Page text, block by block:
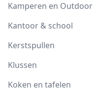
Kamperen en Outdoor
Kantoor & school
Kerstspullen
Klussen
Koken en tafelen